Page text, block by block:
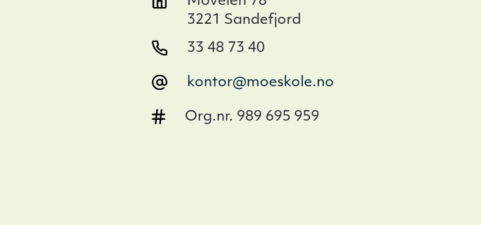
3221 Sandefjord
33 48 73 40
kontor@moeskole.no
Org.nr. 989 695 959